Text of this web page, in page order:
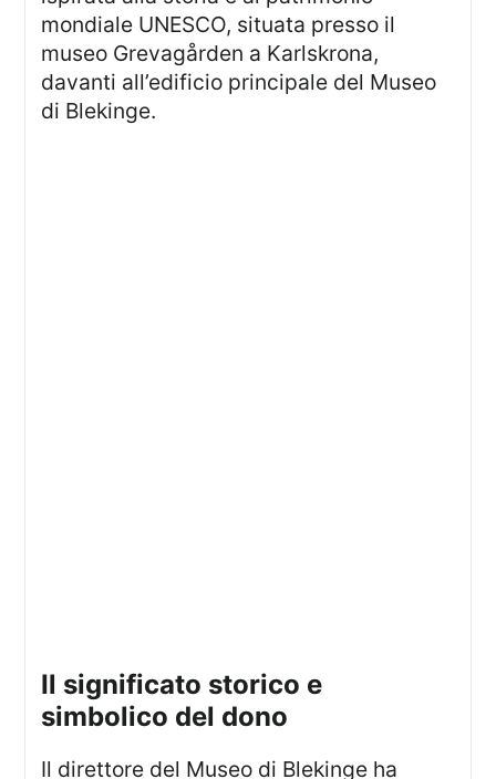
mondiale UNESCO, situata presso il
museo Grevagården a Karlskrona,
davanti all’edificio principale del Museo
di Blekinge.
il significato storico e
simbolico del dono
Il direttore del Museo di Blekinge ha